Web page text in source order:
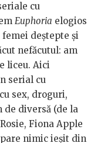
cu
Euphoria elogios
deștepte și
nefăcutul: am
liceu. Aici
serial cu
sex, droguri,
de diversă (de la
Fiona Apple
pare nimic ieșit din